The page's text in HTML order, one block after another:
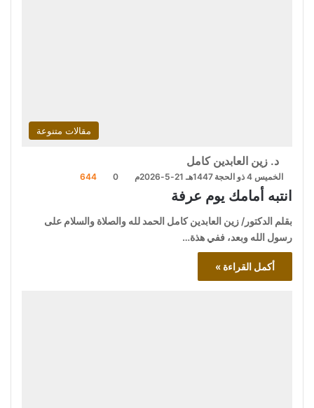
مقالات متنوعة
د. زين العابدين كامل
الخميس 4 ذو الحجة 1447هـ 21-5-2026م 0
644
انتبه أمامك يوم عرفة
بقلم الدكتور/ زين العابدين كامل الحمد لله والصلاة والسلام على
رسول الله وبعد، ففي هذة…
أكمل القراءة »